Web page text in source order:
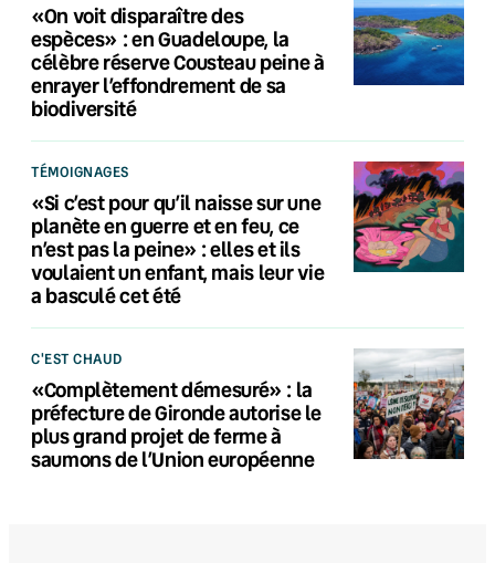
«On voit disparaître des
espèces» : en Guadeloupe, la
célèbre réserve Cousteau peine à
enrayer l’effondrement de sa
biodiversité
TÉMOIGNAGES
«Si c’est pour qu’il naisse sur une
planète en guerre et en feu, ce
n’est pas la peine» : elles et ils
voulaient un enfant, mais leur vie
a basculé cet été
C'EST CHAUD
«Complètement démesuré» : la
préfecture de Gironde autorise le
plus grand projet de ferme à
saumons de l’Union européenne